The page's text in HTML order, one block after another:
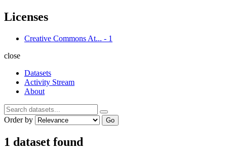
Licenses
Creative Commons At... - 1
close
Datasets
Activity Stream
About
Order by Go
1 dataset found